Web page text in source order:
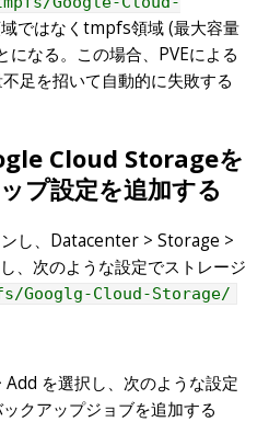
ではなくtmpfs領域 (最大容量
なる。この場合、PVEによる
足を招いて自動的に失敗する
Cloud Storageを
プ設定を追加する
ンし、Datacenter > Storage >
、次のような設定でストレージ
Googlg-Cloud-Storage/
を選択し、次のような設定
クアップジョブを追加する